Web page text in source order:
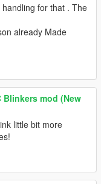
for that . The
already Made
Blinkers mod (New
little bit more